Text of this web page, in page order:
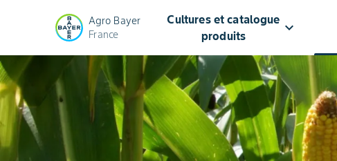
Agro Bayer
France
Cultures et catalogue
produits
keyboard_arrow_down